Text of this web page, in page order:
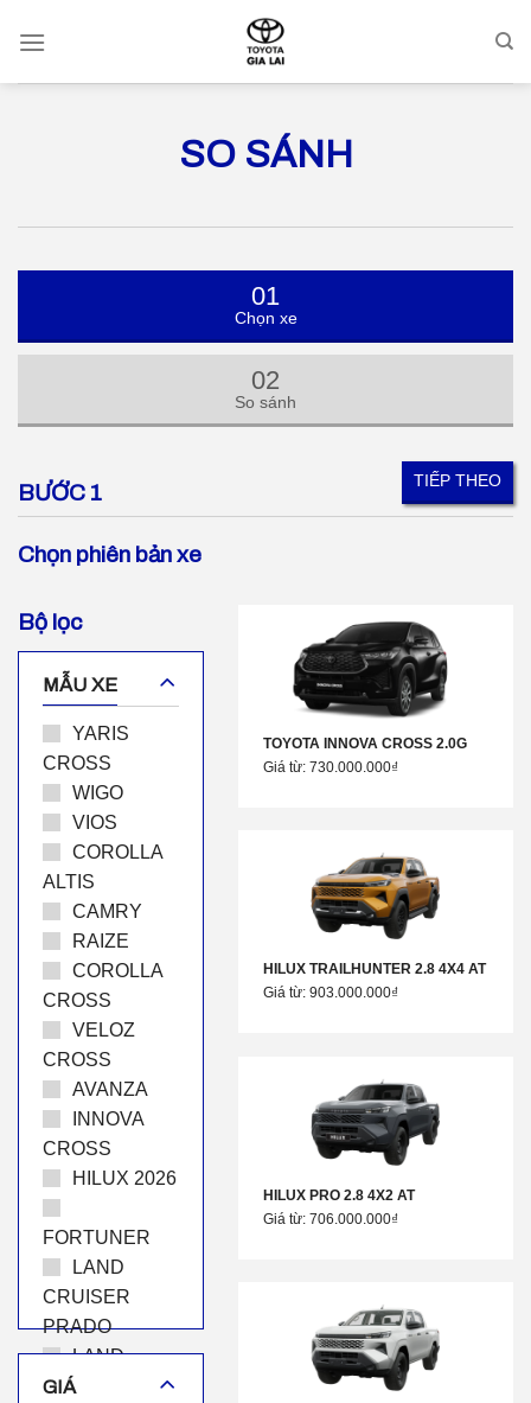
SO SÁNH
01
Chọn xe
02
So sánh
BƯỚC 1 TIẾP THEO
Chọn phiên bản xe
Bộ lọc
MẪU XE
YARIS
CROSS
WIGO
VIOS
COROLLA
ALTIS
CAMRY
RAIZE
COROLLA
CROSS
VELOZ
CROSS
AVANZA
INNOVA
CROSS
HILUX 2026
FORTUNER
LAND
CRUISER
PRADO
LAND
CRUISER
GIÁ
TOYOTA INNOVA CROSS 2.0G
Giá từ: 730.000.000₫
HILUX TRAILHUNTER 2.8 4X4 AT
Giá từ: 903.000.000₫
HILUX PRO 2.8 4X2 AT
Giá từ: 706.000.000₫